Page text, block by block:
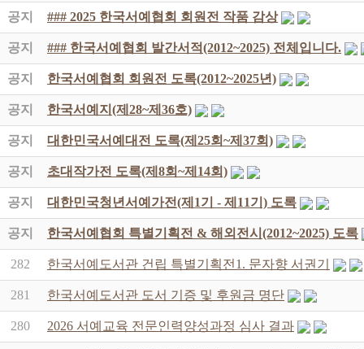
공지 ### 2025 한국서예협회 회원전 작품 감상
공지 ### 한국서예협회 발간서적(2012~2025) 전체입니다.
공지 한국서예협회 회원전 도록(2012~2025년)
공지 한국서예지(제28~제36호)
공지 대한민국서예대전 도록(제25회~제37회)
공지 초대작가전 도록(제8회~제14회)
공지 대한민국청년서예가전(제1기 - 제11기) 도록
공지 한국서예협회 특별기획전 & 해외전시(2012~2025) 도록
282 한국서예도서관 건립 특별기획전1. 문자향 서권기
281 한국서예도서관 도서 기증 및 후원금 명단
280 2026 서예교육 전문인력양성과정 심사 결과